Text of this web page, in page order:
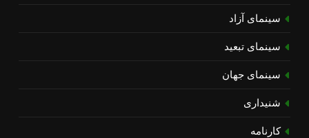
سینمای آزاد
سینمای تبعید
سینمای جهان
شنیداری
کارنامه